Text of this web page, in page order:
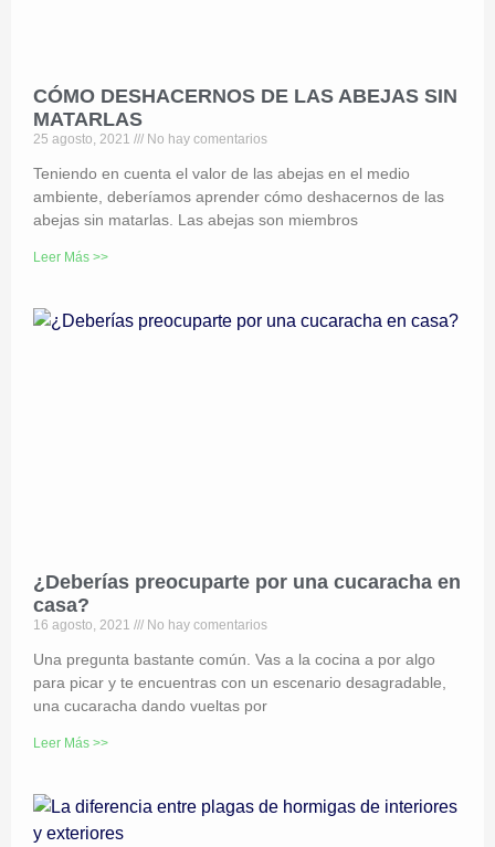
CÓMO DESHACERNOS DE LAS ABEJAS SIN
MATARLAS
25 agosto, 2021 No hay comentarios
Teniendo en cuenta el valor de las abejas en el medio
ambiente, deberíamos aprender cómo deshacernos de las
abejas sin matarlas. Las abejas son miembros
Leer Más >>
¿Deberías preocuparte por una cucaracha en
casa?
16 agosto, 2021 No hay comentarios
Una pregunta bastante común. Vas a la cocina a por algo
para picar y te encuentras con un escenario desagradable,
una cucaracha dando vueltas por
Leer Más >>